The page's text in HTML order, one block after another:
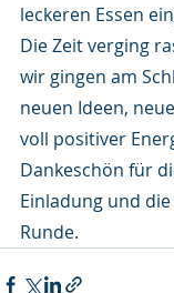
leckeren Essen
Die Zeit verging
wir gingen am
neuen Ideen,
voll positiver
Dankeschön für
Einladung und
Runde.